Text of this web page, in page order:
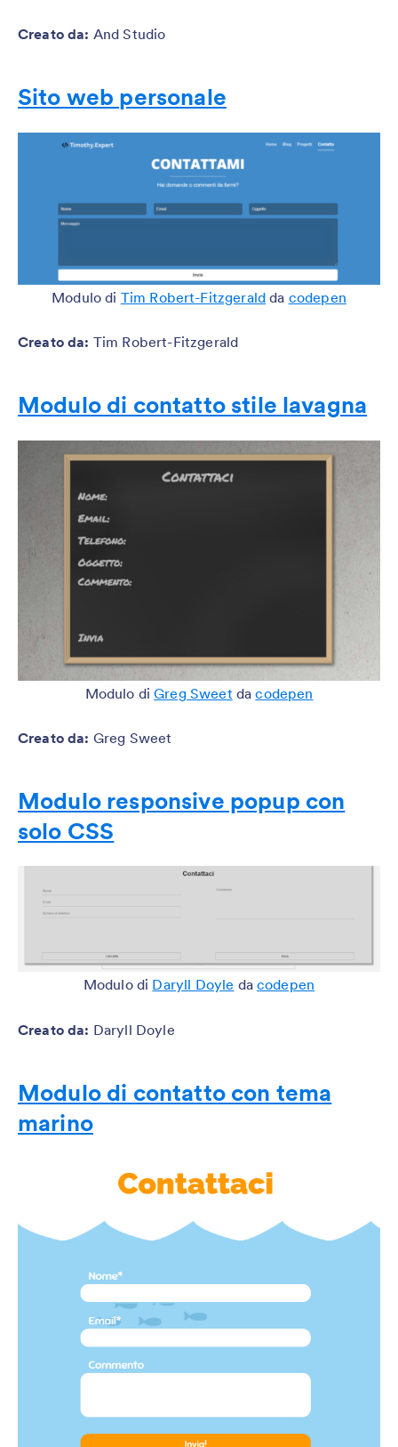
Creato da: And Studio
Sito web personale
Modulo di Tim Robert-Fitzgerald da codepen
Creato da: Tim Robert-Fitzgerald
Modulo di contatto stile lavagna
Modulo diGreg Sweet dacodepen
Creato da: Greg Sweet
Modulo responsive popup con
solo CSS
Modulo di Daryll Doyle dacodepen
Creato da: Daryll Doyle
Modulo di contatto con tema
marino